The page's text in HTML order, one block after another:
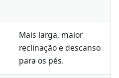
Mais larga, maior
reclinação e descanso
para os pés.